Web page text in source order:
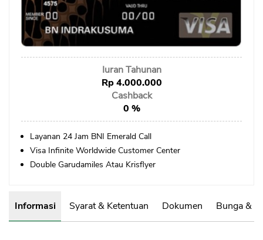
Sekuritas Saham
Bank Digital
Asuransi
Asuransi Jiwa
Asuransi Kesehatan
Iuran Tahunan
Rp 4.000.000
Cashback
0 %
Layanan 24 Jam BNI Emerald Call
Visa Infinite Worldwide Customer Center
Double Garudamiles Atau Krisflyer
Informasi Syarat & Ketentuan Dokumen Bunga &